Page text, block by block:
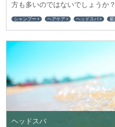
方も多いのではないでしょうか
シャンプー ヘアケア ヘッドスパ 紫
ヘッドスパ